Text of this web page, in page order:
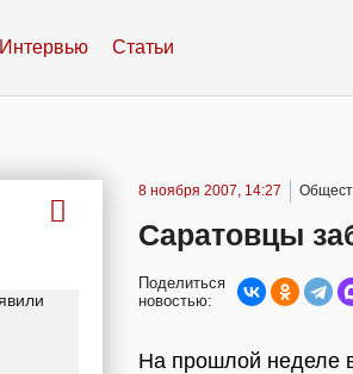
Интервью Статьи
8 ноября 2007, 14:27
Саратовцы
Поделиться
новостью:
На прошлой неделе